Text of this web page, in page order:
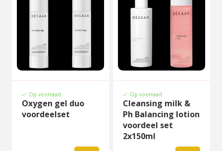
Op voorraad
Oxygen gel duo
voordeelset
Op voorraad
Cleansing milk &
Ph Balancing lotion
voordeel set
2x150ml